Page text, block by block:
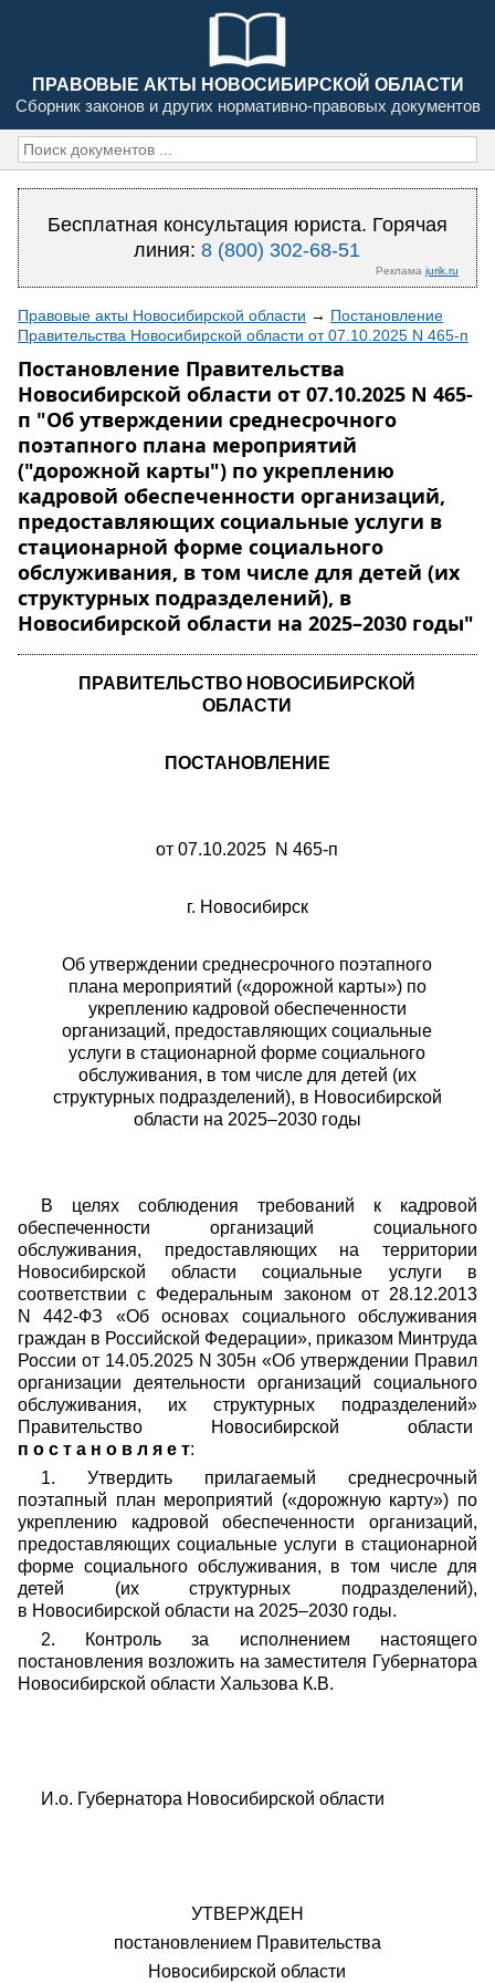
ПРАВОВЫЕ АКТЫ НОВОСИБИРСКОЙ ОБЛАСТИ
Сборник законов и других нормативно-правовых документов
Бесплатная консультация юриста. Горячая
линия:8 (800) 302-68-51
Реклама jurik.ru
Правовые акты Новосибирской области → Постановление
Правительства Новосибирской области от 07.10.2025 N 465-п
Постановление Правительства
Новосибирской области от 07.10.2025 N 465-
п "Об утверждении среднесрочного
поэтапного плана мероприятий
("дорожной карты") по укреплению
кадровой обеспеченности организаций,
предоставляющих социальные услуги в
стационарной форме социального
обслуживания, в том числе для детей (их
структурных подразделений), в
Новосибирской области на 2025–2030 годы"
ПРАВИТЕЛЬСТВО НОВОСИБИРСКОЙ
ОБЛАСТИ
ПОСТАНОВЛЕНИЕ
от 07.10.2025 N 465-п
г. Новосибирск
Об утверждении среднесрочного поэтапного
плана мероприятий («дорожной карты») по
укреплению кадровой обеспеченности
организаций, предоставляющих социальные
услуги в стационарной форме социального
обслуживания, в том числе для детей (их
структурных подразделений), в Новосибирской
области на 2025–2030 годы
В целях соблюдения требований к кадровой
обеспеченности организаций социального
обслуживания, предоставляющих на территории
Новосибирской области социальные услуги в
соответствии с Федеральным законом от 28.12.2013
N 442-ФЗ «Об основах социального обслуживания
граждан в Российской Федерации», приказом Минтруда
России от 14.05.2025 N 305н «Об утверждении Правил
организации деятельности организаций социального
обслуживания, их структурных подразделений»
Правительство Новосибирской области
п о с т а н о в л я е т:
1. Утвердить прилагаемый среднесрочный
поэтапный план мероприятий («дорожную карту») по
укреплению кадровой обеспеченности организаций,
предоставляющих социальные услуги в стационарной
форме социального обслуживания, в том числе для
детей (их структурных подразделений),
в Новосибирской области на 2025–2030 годы.
2. Контроль за исполнением настоящего
постановления возложить на заместителя Губернатора
Новосибирской области Хальзова К.В.
И.о. Губернатора Новосибирской
УТВЕРЖДЕН
постановлением Правительства
Новосибирской области